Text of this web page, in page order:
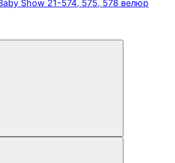
Show 21-574, 575, 578 велюр